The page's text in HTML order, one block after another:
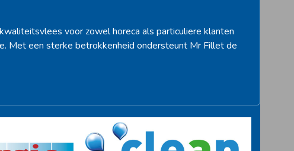
voor zowel horeca als particuliere klanten
Met een sterke betrokkenheid ondersteunt Mr Fillet de